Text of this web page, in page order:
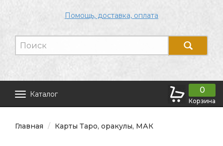
Помощь, доставка, оплата
Каталог 0
Корзина
Главная Карты Таро, оракулы, МАК